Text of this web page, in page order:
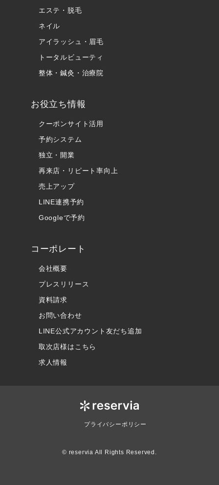
エステ・脱毛
ネイル
アイラッシュ・眉毛
トータルビューティ
整体・鍼灸・治療院
お役立ち情報
クーポンサイト活用
予約システム
独立・開業
再来店・リピート率向上
売上アップ
LINE連携予約
Googleで予約
コーポレート
会社概要
プレスリリース
資料請求
お問い合わせ
LINE公式アカウント友だち追加
取次店様はこちら
求人情報
プライバシーポリシー
© reservia All Rights Reserved.